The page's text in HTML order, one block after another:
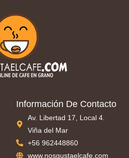
Información De Contacto
Av. Libertad 17, Local 4.
Viña del Mar
+56 962448860
www.nosgustaelcafe.com